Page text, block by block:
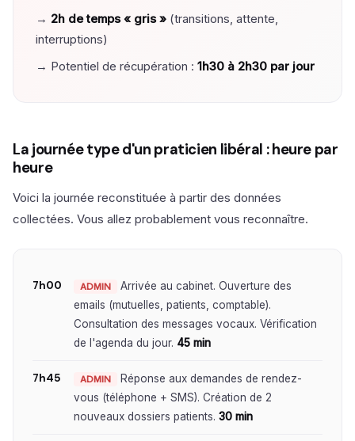
→ 2h de temps « gris » (transitions, attente,
interruptions)
→ Potentiel de récupération : 1h30 à 2h30 par jour
La journée type d'un praticien libéral : heure par
heure
Voici la journée reconstituée à partir des données
collectées. Vous allez probablement vous reconnaître.
7h00 ADMIN
Arrivée au cabinet. Ouverture des
emails (mutuelles, patients, comptable).
Consultation des messages vocaux. Vérification
de l'agenda du jour. 45 min
7h45 ADMIN
Réponse aux demandes de rendez-
vous (téléphone + SMS). Création de 2
nouveaux dossiers patients. 30 min